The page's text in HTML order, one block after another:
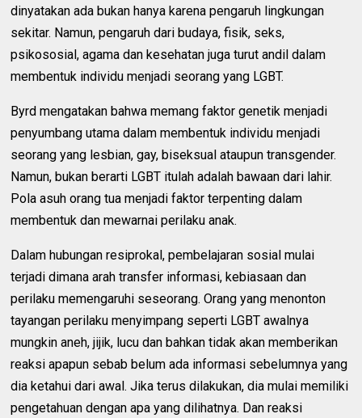
dinyatakan ada bukan hanya karena pengaruh lingkungan
sekitar. Namun, pengaruh dari budaya, fisik, seks,
psikososial, agama dan kesehatan juga turut andil dalam
membentuk individu menjadi seorang yang LGBT.
Byrd mengatakan bahwa memang faktor genetik menjadi
penyumbang utama dalam membentuk individu menjadi
seorang yang lesbian, gay, biseksual ataupun transgender.
Namun, bukan berarti LGBT itulah adalah bawaan dari lahir.
Pola asuh orang tua menjadi faktor terpenting dalam
membentuk dan mewarnai perilaku anak.
Dalam hubungan resiprokal, pembelajaran sosial mulai
terjadi dimana arah transfer informasi, kebiasaan dan
perilaku memengaruhi seseorang. Orang yang menonton
tayangan perilaku menyimpang seperti LGBT awalnya
mungkin aneh, jijik, lucu dan bahkan tidak akan memberikan
reaksi apapun sebab belum ada informasi sebelumnya yang
dia ketahui dari awal. Jika terus dilakukan, dia mulai memiliki
pengetahuan dengan apa yang dilihatnya. Dan reaksi